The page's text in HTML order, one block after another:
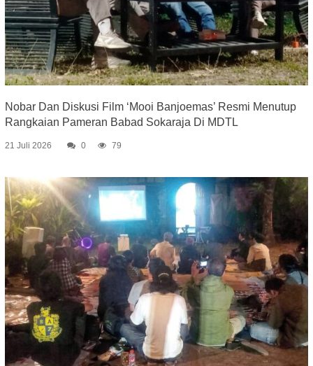
Nobar Dan Diskusi Film ‘Mooi Banjoemas’ Resmi Menutup
Rangkaian Pameran Babad Sokaraja Di MDTL
21 Juli 2026 0 79